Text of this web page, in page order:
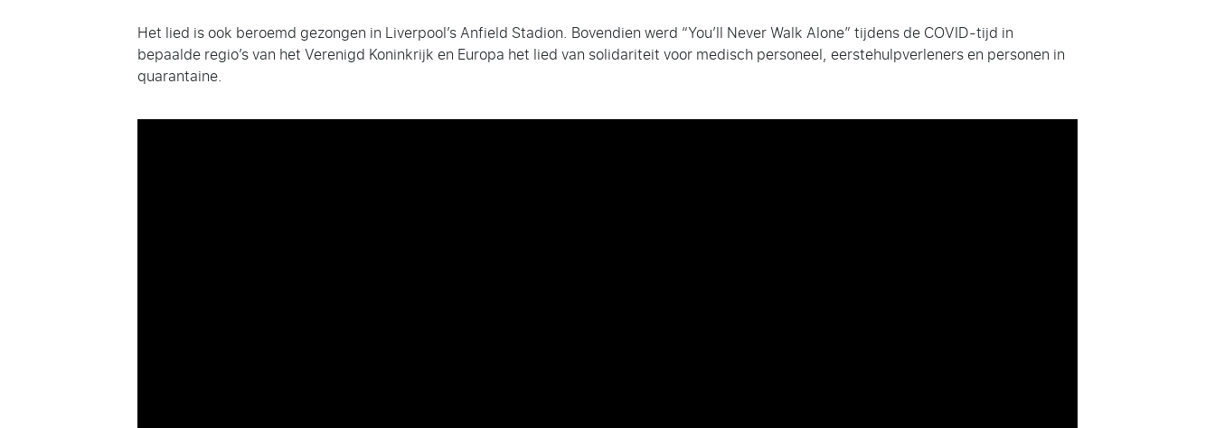
Het lied is ook beroemd gezongen in Liverpool’s Anfield Stadion. Bovendien werd “You’ll Never Walk Alone” tijdens de COVID-tijd in
bepaalde regio’s van het Verenigd Koninkrijk en Europa het lied van solidariteit voor medisch personeel, eerstehulpverleners en personen in
quarantaine.